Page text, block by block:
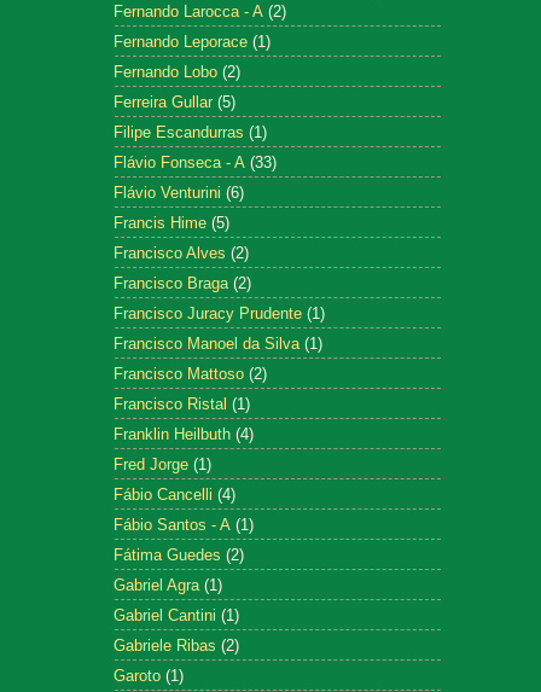
Fernando Larocca - A (2)
Fernando Leporace (1)
Fernando Lobo (2)
Ferreira Gullar (5)
Filipe Escandurras (1)
Flávio Fonseca - A (33)
Flávio Venturini (6)
Francis Hime (5)
Francisco Alves (2)
Francisco Braga (2)
Francisco Juracy Prudente (1)
Francisco Manoel da Silva (1)
Francisco Mattoso (2)
Francisco Ristal (1)
Franklin Heilbuth (4)
Fred Jorge (1)
Fábio Cancelli (4)
Fábio Santos - A (1)
Fátima Guedes (2)
Gabriel Agra (1)
Gabriel Cantini (1)
Gabriele Ribas (2)
Garoto (1)